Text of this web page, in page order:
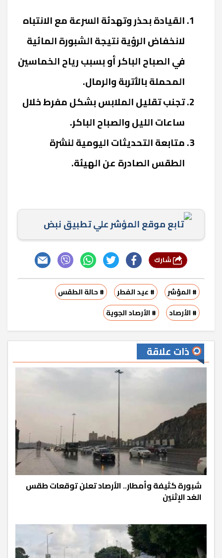
القيادة بحذر وتهدئة السرعة مع الانتباه
لانخفاض الرؤية نتيجة الشبورة المائية
في الصباح الباكر أو بسبب رياح الخماسين
المحملة بالأتربة والرمال.
تجنب تقليل الملابس بشكل مفرط خلال
ساعات الليل والصباح الباكر.
متابعة التحديثات اليومية لنشرة
الطقس الصادرة عن الهيئة.
تابع موقع المؤشر علي تطبيق نبض
# المؤشر # عيد الفطر
# حالة الطقس
# الأرصاد
# الأرصاد الجوية
ذات علاقة
شبورة كثيفة وأمطار.. الأرصاد تعلن توقعات طقس
الغد الإثنين